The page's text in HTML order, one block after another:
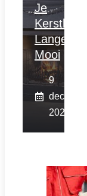
Je
Kerstboom
Langer
Mooi
9
december
2025